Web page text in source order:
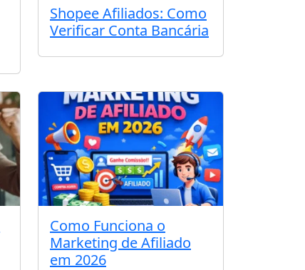
Shopee Afiliados: Como
Verificar Conta Bancária
Como Funciona o
Marketing de Afiliado
em 2026